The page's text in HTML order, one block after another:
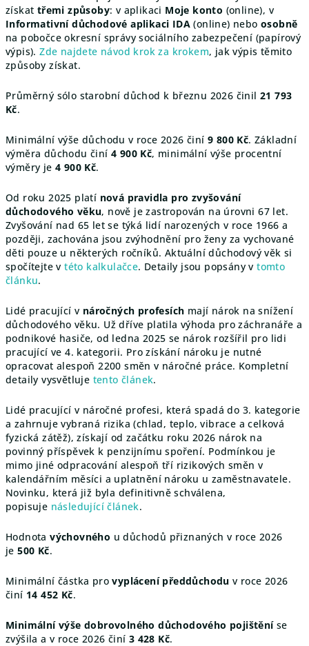
získat třemi způsoby: v aplikaci Moje konto (online), v
Informativní důchodové aplikaci IDA (online) nebo osobně
na pobočce okresní správy sociálního zabezpečení (papírový
výpis).Zde najdete návod krok za krokem, jak výpis těmito
způsoby získat.
Průměrný sólo starobní důchod k březnu 2026 činil 21 793
Kč.
Minimální výše důchodu v roce 2026 činí 9 800 Kč. Základní
výměra důchodu činí 4 900 Kč, minimální výše procentní
výměry je4 900 Kč.
Od roku 2025 platí nová pravidla pro zvyšování
důchodového věku, nově je zastropován na úrovni 67 let.
Zvyšování nad 65 let se týká lidí narozených v roce 1966 a
později, zachována jsou zvýhodnění pro ženy za vychované
děti pouze u některých ročníků. Aktuální důchodový věk si
spočítejte vtéto kalkulačce. Detaily jsou popsány vtomto
článku.
Lidé pracující v náročných profesích mají nárok na snížení
důchodového věku. Už dříve platila výhoda pro záchranáře a
podnikové hasiče, od ledna 2025 se nárok rozšířil pro lidi
pracující ve 4. kategorii. Pro získání nároku je nutné
opracovat alespoň 2200 směn v náročné práce. Kompletní
detaily vysvětluje tento článek.
Lidé pracující v náročné profesi, která spadá do 3. kategorie
a zahrnuje vybraná rizika (chlad, teplo, vibrace a celková
fyzická zátěž), získají od začátku roku 2026 nárok na
povinný příspěvek k penzijnímu spoření. Podmínkou je
mimo jiné odpracování alespoň tří rizikových směn v
kalendářním měsíci a uplatnění nároku u zaměstnavatele.
Novinku, která již byla definitivně schválena,
popisuje následující článek.
Hodnotavýchovného u důchodů přiznaných v roce 2026
je500 Kč.
Minimální částka provyplácení předdůchodu v roce 2026
činí 14 452 Kč.
Minimální výše dobrovolného důchodového pojištěníse
zvýšila a v roce 2026 činí 3 428 Kč.